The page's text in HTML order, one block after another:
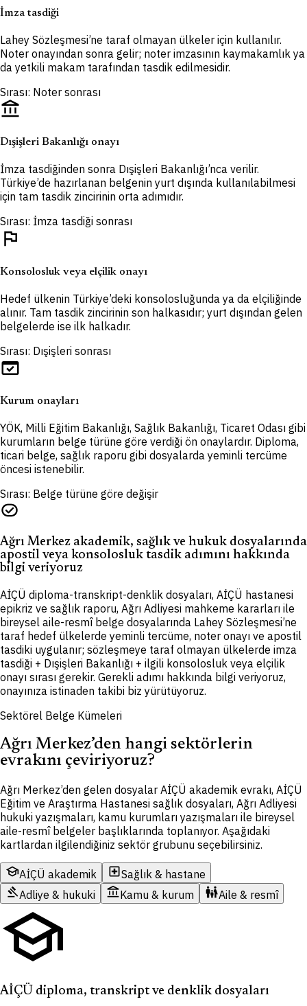
İmza tasdiği
Lahey Sözleşmesi’ne taraf olmayan ülkeler için kullanılır.
Noter onayından sonra gelir; noter imzasının kaymakamlık ya
da yetkili makam tarafından tasdik edilmesidir.
Sırası: Noter sonrası
account_balance
Dışişleri Bakanlığı onayı
İmza tasdiğinden sonra Dışişleri Bakanlığı’nca verilir.
Türkiye’de hazırlanan belgenin yurt dışında kullanılabilmesi
için tam tasdik zincirinin orta adımıdır.
Sırası: İmza tasdiği sonrası
flag
Konsolosluk veya elçilik onayı
Hedef ülkenin Türkiye’deki konsolosluğunda ya da elçiliğinde
alınır. Tam tasdik zincirinin son halkasıdır; yurt dışından gelen
belgelerde ise ilk halkadır.
Sırası: Dışişleri sonrası
domain_verification
Kurum onayları
YÖK, Milli Eğitim Bakanlığı, Sağlık Bakanlığı, Ticaret Odası gibi
kurumların belge türüne göre verdiği ön onaylardır. Diploma,
ticari belge, sağlık raporu gibi dosyalarda yeminli tercüme
öncesi istenebilir.
Sırası: Belge türüne göre değişir
task_alt
Ağrı Merkez akademik, sağlık ve hukuk dosyalarında
apostil veya konsolosluk tasdik adımını hakkında
bilgi veriyoruz
AİÇÜ diploma-transkript-denklik dosyaları, AİÇÜ hastanesi
epikriz ve sağlık raporu, Ağrı Adliyesi mahkeme kararları ile
bireysel aile-resmî belge dosyalarında Lahey Sözleşmesi’ne
taraf hedef ülkelerde yeminli tercüme, noter onayı ve apostil
tasdiki uygulanır; sözleşmeye taraf olmayan ülkelerde imza
tasdiği + Dışişleri Bakanlığı + ilgili konsolosluk veya elçilik
onayı sırası gerekir. Gerekli adımı hakkında bilgi veriyoruz,
onayınıza istinaden takibi biz yürütüyoruz.
Sektörel Belge Kümeleri
Ağrı Merkez’den hangi sektörlerin
evrakını çeviriyoruz?
Ağrı Merkez’den gelen dosyalar AİÇÜ akademik evrakı, AİÇÜ
Eğitim ve Araştırma Hastanesi sağlık dosyaları, Ağrı Adliyesi
hukuki yazışmaları, kamu kurumları yazışmaları ile bireysel
aile-resmî belgeler başlıklarında toplanıyor. Aşağıdaki
kartlardan ilgilendiğiniz sektör grubunu seçebilirsiniz.
schoolAİÇÜ akademik local_hospitalSağlık & hastane
gavelAdliye & hukuki account_balanceKamu & kurum family_restroomAile & resmî
school
AİÇÜ diploma, transkript ve denklik dosyaları